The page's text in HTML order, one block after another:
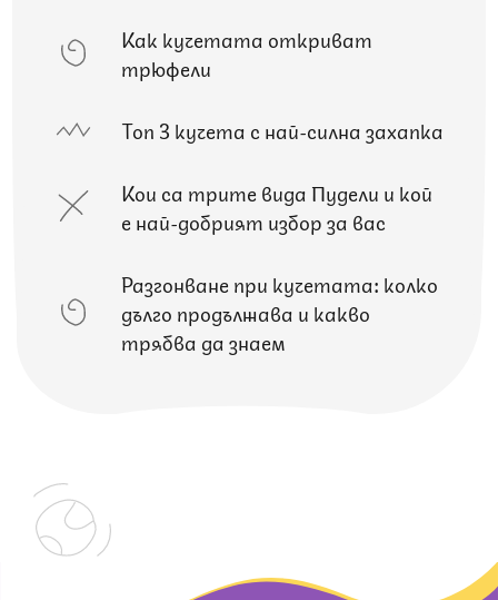
Как кучетата откриват
трюфели
Топ 3 кучета с най-силна захапка
Кои са трите вида Пудели и кой
е най-добрият избор за вас
Разгонване при кучетата: колко
дълго продължава и какво
трябва да знаем